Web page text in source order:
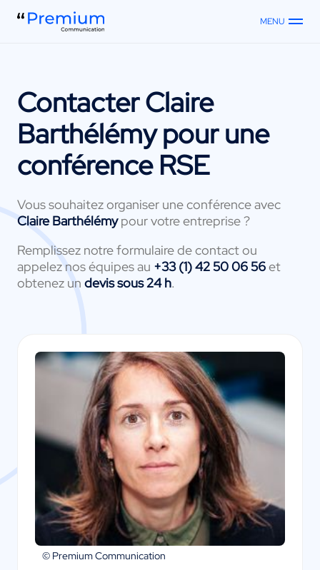
MENU
ContacterClaire
Barthélémypour une
conférence RSE
Vous souhaitez organiser une conférence avec
Claire Barthélémypour votre entreprise ?
Remplissez notre formulaire de contact ou
appelez nos équipes au +33 (1) 42 50 06 56et
obtenez un devis sous 24 h.
© Premium Communication